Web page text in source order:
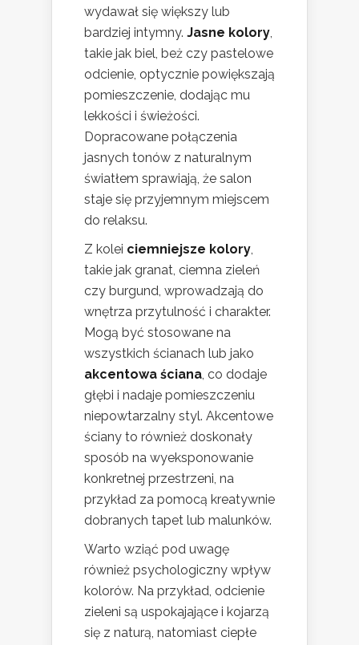
wydawał się większy lub
bardziej intymny. Jasne kolory,
takie jak biel, beż czy pastelowe
odcienie, optycznie powiększają
pomieszczenie, dodając mu
lekkości i świeżości.
Dopracowane połączenia
jasnych tonów z naturalnym
światłem sprawiają, że salon
staje się przyjemnym miejscem
do relaksu.
Z kolei ciemniejsze kolory,
takie jak granat, ciemna zieleń
czy burgund, wprowadzają do
wnętrza przytulność i charakter.
Mogą być stosowane na
wszystkich ścianach lub jako
akcentowa ściana, co dodaje
głębi i nadaje pomieszczeniu
niepowtarzalny styl. Akcentowe
ściany to również doskonały
sposób na wyeksponowanie
konkretnej przestrzeni, na
przykład za pomocą kreatywnie
dobranych tapet lub malunków.
Warto wziąć pod uwagę
również psychologiczny wpływ
kolorów. Na przykład, odcienie
zieleni są uspokajające i kojarzą
się z naturą, natomiast ciepłe